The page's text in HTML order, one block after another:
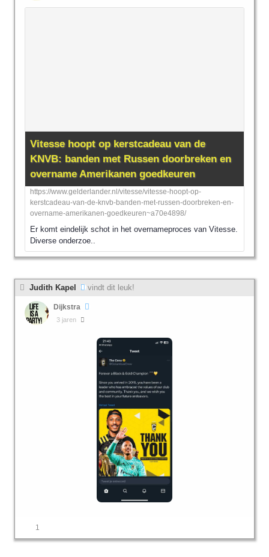
Vitesse hoopt op kerstcadeau van de
KNVB: banden met Russen doorbreken en
overname Amerikanen goedkeuren
https://www.gelderlander.nl/vitesse/vitesse-hoopt-op-
kerstcadeau-van-de-knvb-banden-met-russen-doorbreken-en-
overname-amerikanen-goedkeuren~a70e4898/
Er komt eindelijk schot in het overnameproces van Vitesse.
Diverse onderzoe..
Judith Kapel vindt dit leuk!
Dijkstra
3 jaren
1